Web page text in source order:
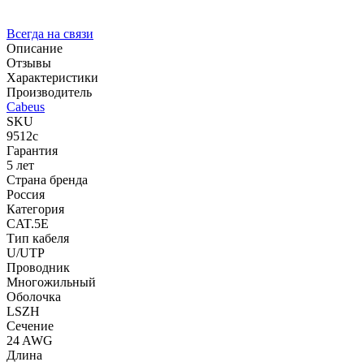
Всегда на связи
Описание
Отзывы
Характеристики
Производитель
Cabeus
SKU
9512c
Гарантия
5 лет
Страна бренда
Россия
Категория
CAT.5E
Тип кабеля
U/UTP
Проводник
Многожильный
Оболочка
LSZH
Сечение
24 AWG
Длина